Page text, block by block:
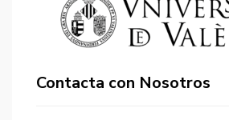
Contacta con Nosotros